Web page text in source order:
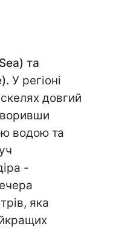
та
У регіоні
довгий
водою та
-
яка